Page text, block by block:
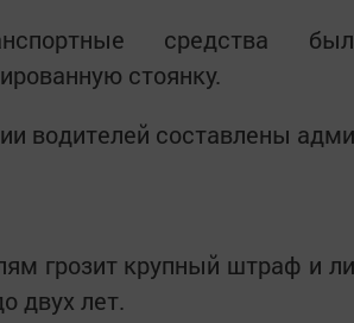
средства
стоянку.
водителей составлены
грозит крупный штраф и
двух лет.